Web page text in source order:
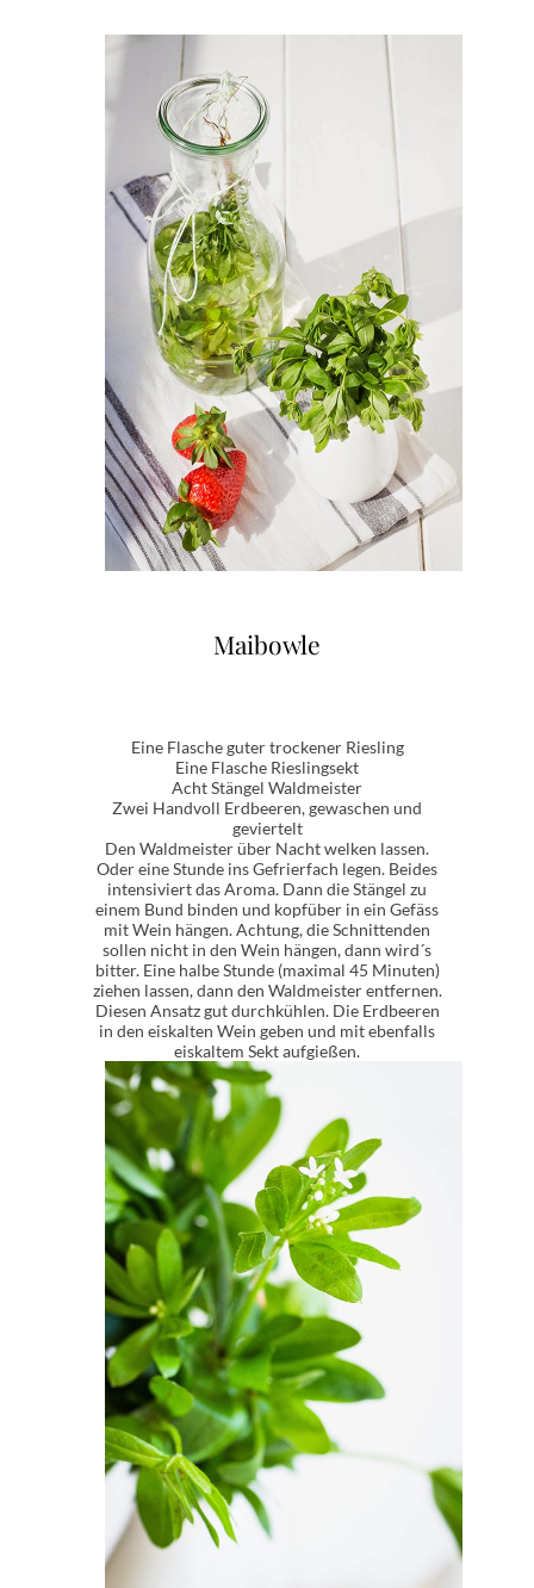
Maibowle
Eine Flasche guter trockener Riesling
Eine Flasche Rieslingsekt
Acht Stängel Waldmeister
Zwei Handvoll Erdbeeren, gewaschen und
geviertelt
Den Waldmeister über Nacht welken lassen.
Oder eine Stunde ins Gefrierfach legen. Beides
intensiviert das Aroma. Dann die Stängel zu
einem Bund binden und kopfüber in ein Gefäss
mit Wein hängen. Achtung, die Schnittenden
sollen nicht in den Wein hängen, dann wird´s
bitter. Eine halbe Stunde (maximal 45 Minuten)
ziehen lassen, dann den Waldmeister entfernen.
Diesen Ansatz gut durchkühlen. Die Erdbeeren
in den eiskalten Wein geben und mit ebenfalls
eiskaltem Sekt aufgießen.